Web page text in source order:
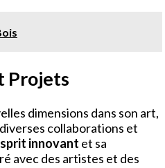
Projets
dimensions dans son art,
collaborations et
innovant et sa
avec des artistes et des